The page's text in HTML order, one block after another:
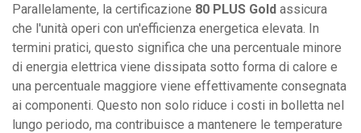
Parallelamente, la certificazione 80 PLUS Gold assicura
che l'unità operi con un'efficienza energetica elevata. In
termini pratici, questo significa che una percentuale minore
di energia elettrica viene dissipata sotto forma di calore e
una percentuale maggiore viene effettivamente consegnata
ai componenti. Questo non solo riduce i costi in bolletta nel
lungo periodo, ma contribuisce a mantenere le temperature